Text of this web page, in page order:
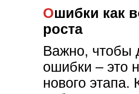
Ошибки как возможность для
роста
Важно, чтобы
ошибки – это
нового этапа.